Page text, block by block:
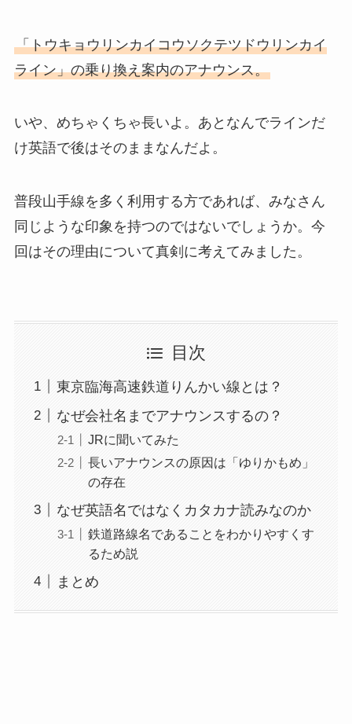
「トウキョウリンカイコウソクテツドウリンカイ
ライン」の乗り換え案内のアナウンス。
いや、めちゃくちゃ長いよ。あとなんでラインだ
け英語で後はそのままなんだよ。
普段山手線を多く利用する方であれば、みなさん
同じような印象を持つのではないでしょうか。今
回はその理由について真剣に考えてみました。
目次
東京臨海高速鉄道りんかい線とは？
なぜ会社名までアナウンスするの？
JRに聞いてみた
長いアナウンスの原因は「ゆりかもめ」
の存在
なぜ英語名ではなくカタカナ読みなのか
鉄道路線名であることをわかりやすくす
るため説
まとめ